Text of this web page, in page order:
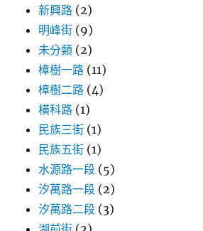
新興路 (2)
明峰街 (9)
未分類 (2)
樟樹一路 (11)
樟樹二路 (4)
橫科路 (1)
民族三街 (1)
民族五街 (1)
水源路一段 (5)
汐萬路一段 (2)
汐萬路二段 (3)